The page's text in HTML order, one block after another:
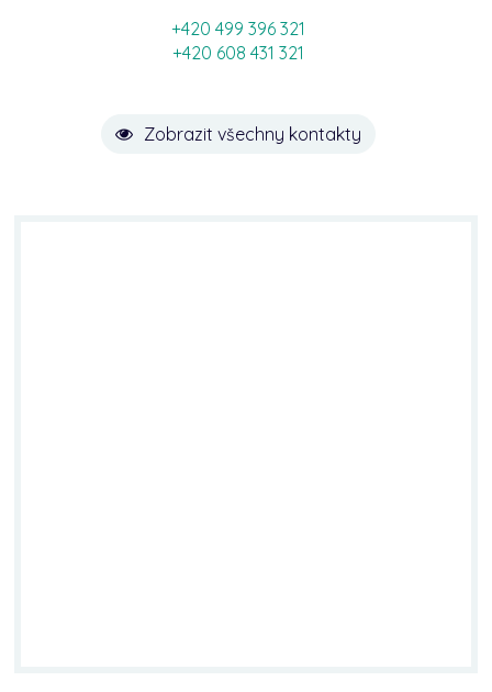
+420 499 396 321
+420 608 431 321
Zobrazit všechny kontakty